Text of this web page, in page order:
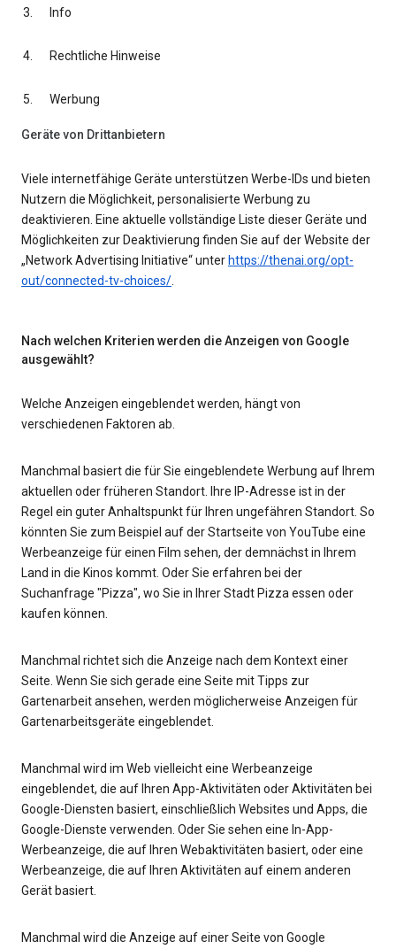
Info
Rechtliche Hinweise
Werbung
Geräte von Drittanbietern
Viele internetfähige Geräte unterstützen Werbe-IDs und bieten
Nutzern die Möglichkeit, personalisierte Werbung zu
deaktivieren. Eine aktuelle vollständige Liste dieser Geräte und
Möglichkeiten zur Deaktivierung finden Sie auf der Website der
„Network Advertising Initiative“ unter https://thenai.org/opt-
out/connected-tv-choices/.
Nach welchen Kriterien werden die Anzeigen von Google
ausgewählt?
Welche Anzeigen eingeblendet werden, hängt von
verschiedenen Faktoren ab.
Manchmal basiert die für Sie eingeblendete Werbung auf Ihrem
aktuellen oder früheren Standort. Ihre IP-Adresse ist in der
Regel ein guter Anhaltspunkt für Ihren ungefähren Standort. So
könnten Sie zum Beispiel auf der Startseite von YouTube eine
Werbeanzeige für einen Film sehen, der demnächst in Ihrem
Land in die Kinos kommt. Oder Sie erfahren bei der
Suchanfrage "Pizza", wo Sie in Ihrer Stadt Pizza essen oder
kaufen können.
Manchmal richtet sich die Anzeige nach dem Kontext einer
Seite. Wenn Sie sich gerade eine Seite mit Tipps zur
Gartenarbeit ansehen, werden möglicherweise Anzeigen für
Gartenarbeitsgeräte eingeblendet.
Manchmal wird im Web vielleicht eine Werbeanzeige
eingeblendet, die auf Ihren App-Aktivitäten oder Aktivitäten bei
Google-Diensten basiert, einschließlich Websites und Apps, die
Google-Dienste verwenden. Oder Sie sehen eine In-App-
Werbeanzeige, die auf Ihren Webaktivitäten basiert, oder eine
Werbeanzeige, die auf Ihren Aktivitäten auf einem anderen
Gerät basiert.
Manchmal wird die Anzeige auf einer Seite von Google